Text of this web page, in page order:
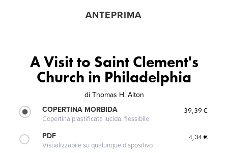
ANTEPRIMA
A Visit to Saint Clement's
Church in Philadelphia
di Thomas H. Alton
COPERTINA MORBIDA
Copertina plastificata lucida, flessibile
39,39 €
PDF
Visualizzabile su qualunque dispositivo
4,34 €